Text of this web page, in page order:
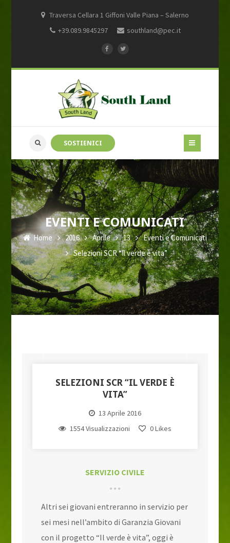
Traversa Cellara 1 Giffoni Valle Piana – Salerno
+39.089.9845297
southland@pec.it
SOSTIENICI
EVENTI E COMUNICATI
Home 2016 Aprile 13
Eventi e Comunicati
Selezioni SCR “Il verde è vita”
SELEZIONI SCR “IL VERDE È
VITA”
13 Aprile 2016
1554 Visualizzazioni
0Likes
SERVIZIO CIVILE
Altri sei giovani entreranno in servizio per
sei mesi nell’ambito di Garanzia Giovani
con il progetto “Il verde è vita”, oggi è